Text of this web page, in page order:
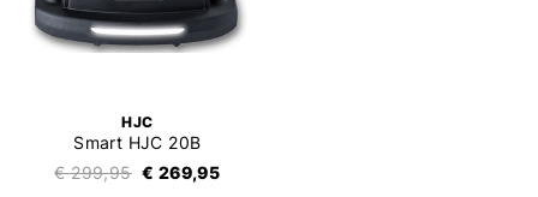
HJC
Smart HJC 20B
€ 299,95 € 269,95